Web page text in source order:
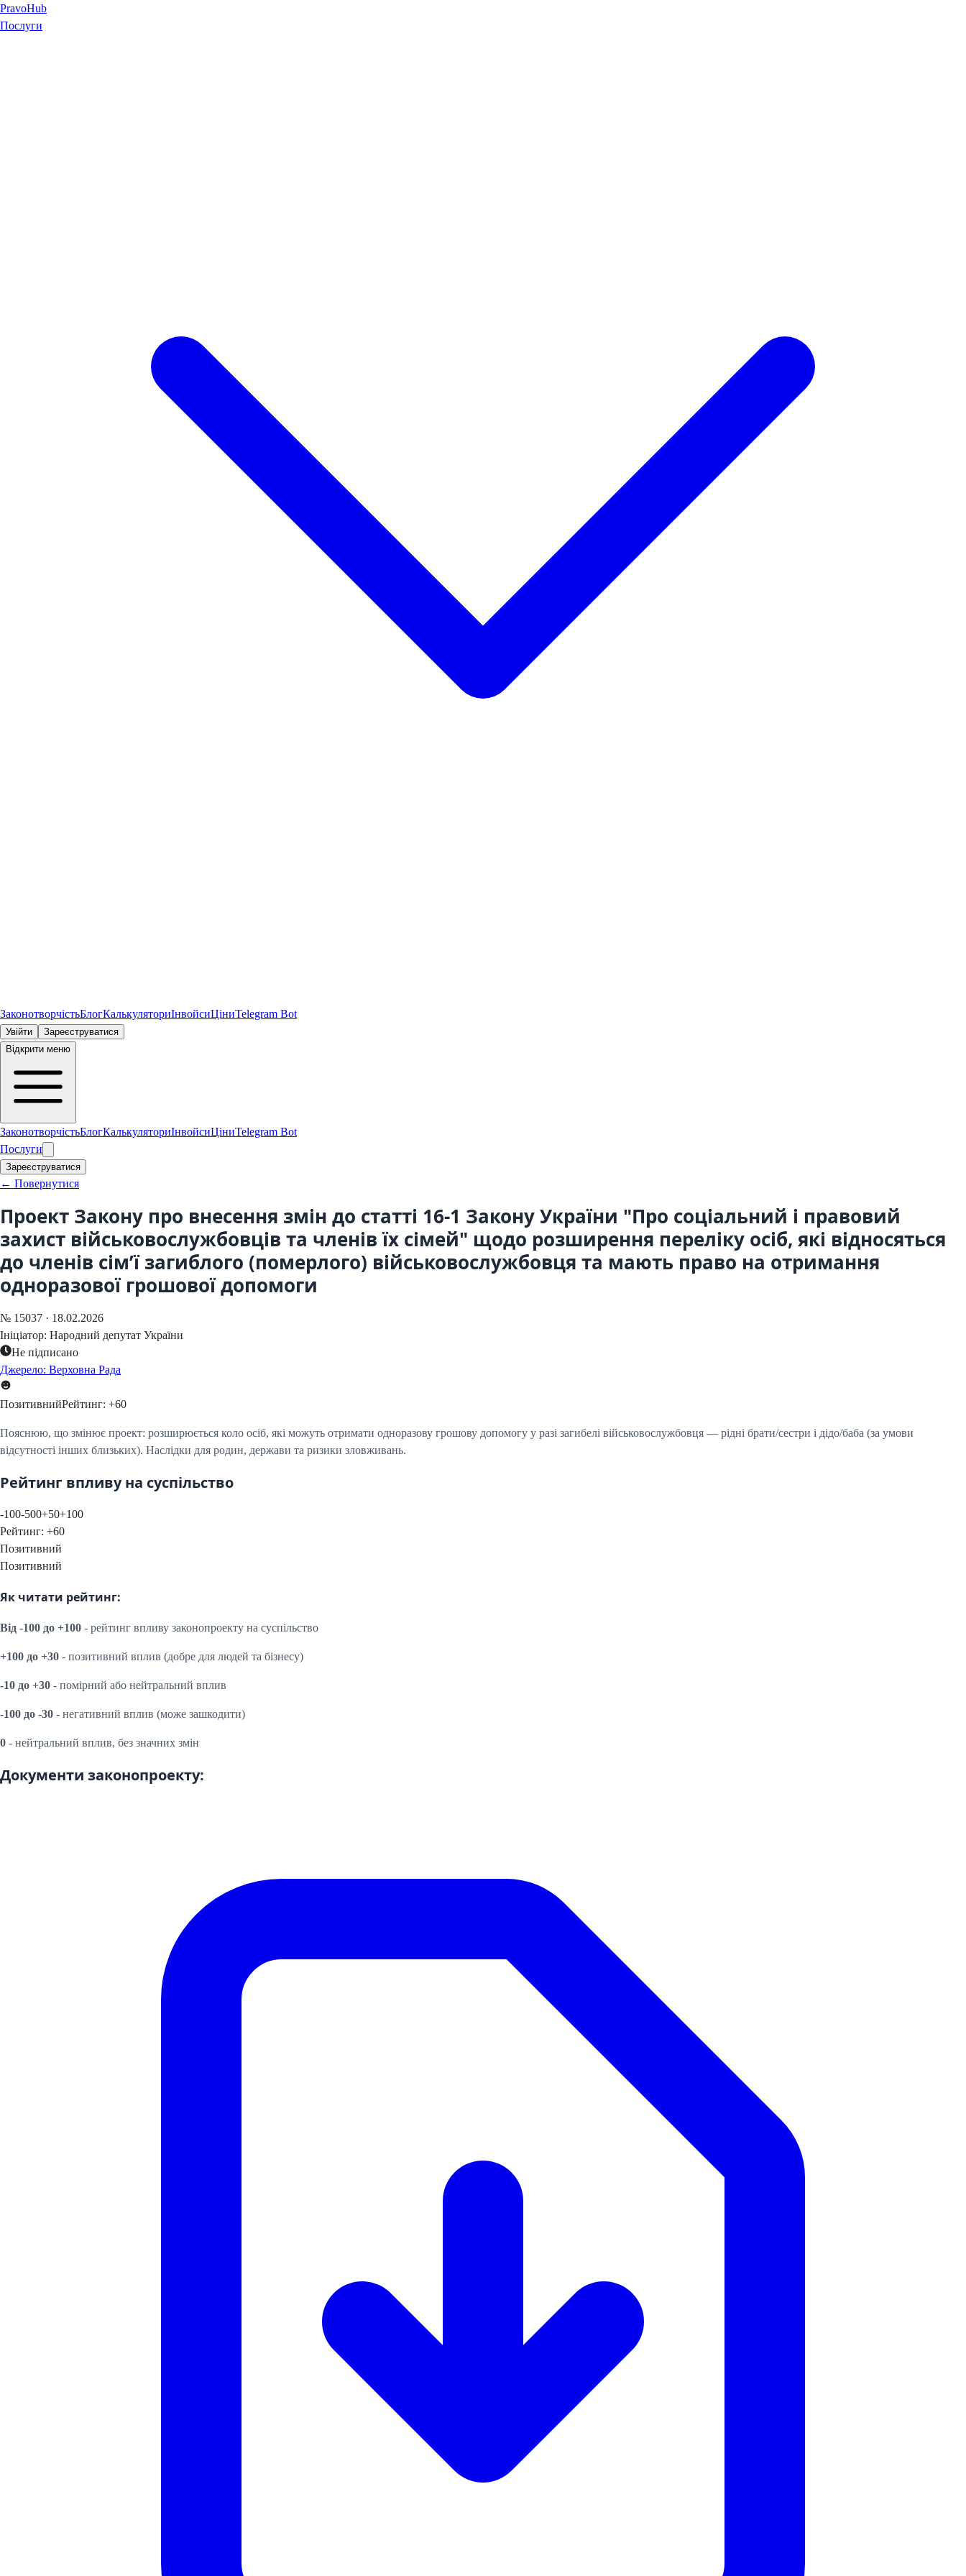
PravoHub
Послуги
ЗаконотворчістьБлогКалькуляториІнвойсиЦіниTelegram Bot
Увійти
Зареєструватися
Відкрити меню
ЗаконотворчістьБлогКалькуляториІнвойсиЦіниTelegram Bot
Послуги
Зареєструватися
← Повернутися
Проект Закону про внесення змін до статті 16-1 Закону України "Про соціальний і правовий
захист військовослужбовців та членів їх сімей" щодо розширення переліку осіб, які відносяться
до членів сім’ї загиблого (померлого) військовослужбовця та мають право на отримання
одноразової грошової допомоги
№ 15037 · 18.02.2026
Ініціатор: Народний депутат України
Не підписано
Джерело: Верховна Рада
ПозитивнийРейтинг: +60
Пояснюю, що змінює проект: розширюється коло осіб, які можуть отримати одноразову грошову допомогу у разі загибелі військовослужбовця — рідні брати/сестри і дідо/баба (за умови
відсутності інших близьких). Наслідки для родин, держави та ризики зловживань.
Рейтинг впливу на суспільство
-100-500+50+100
Рейтинг: +60
Позитивний
Позитивний
Як читати рейтинг:
Від -100 до +100 - рейтинг впливу законопроекту на суспільство
+100 до +30 - позитивний вплив (добре для людей та бізнесу)
-10 до +30 - помірний або нейтральний вплив
-100 до -30 - негативний вплив (може зашкодити)
0 - нейтральний вплив, без значних змін
Документи законопроекту: